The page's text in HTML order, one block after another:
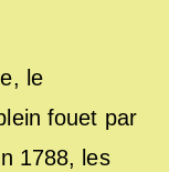
le
fouet par
1788, les